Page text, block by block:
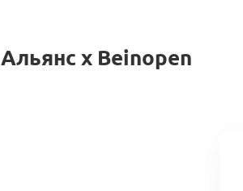
Альянс x Beinopen